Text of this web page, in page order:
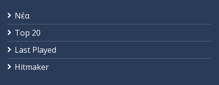
Νέα
Top 20
Last Played
Hitmaker